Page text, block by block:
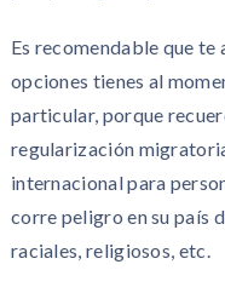
Es recomendable que te
opciones tienes al
particular, porque
regularización
internacional para
corre peligro en su país
raciales, religiosos, etc.